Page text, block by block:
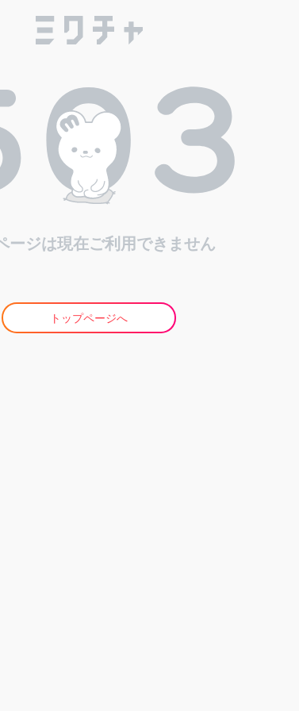
ージは現在ご利用できません